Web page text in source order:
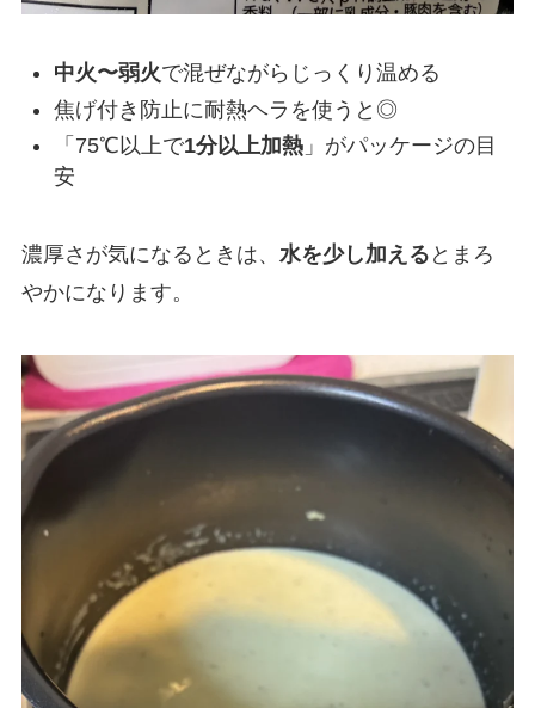
中火〜弱火で混ぜながらじっくり温める
焦げ付き防止に耐熱ヘラを使うと◎
「75℃以上で1分以上加熱」がパッケージの目
安
濃厚さが気になるときは、 水を少し加える とまろ
やかになります。